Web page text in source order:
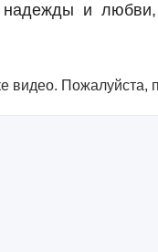
и
видео. Пожалуйста,